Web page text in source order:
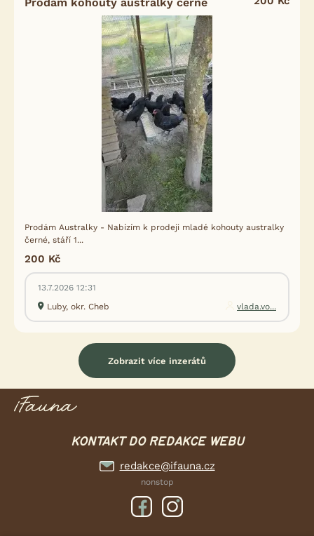
Prodám Australky - Nabízím k prodeji mladé kohouty australky
černé, stáří 1...
200 Kč
13.7.2026 12:31
Luby, okr. Cheb
vlada.vo...
Zobrazit více inzerátů
KONTAKT DO REDAKCE WEBU
redakce@ifauna.cz
nonstop